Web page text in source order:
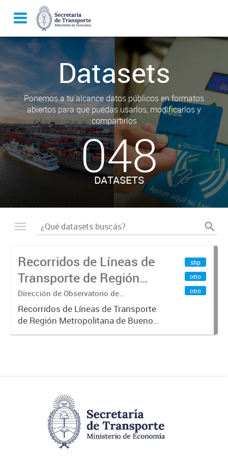
Datasets
Ponemos a tu alcance datos públicos en formatos
abiertos para que puedas usarlos, modificarlos y
compartirlos
048
DATASETS
Recorridos de Líneas de
Transporte de Región
Metropolitana de
Buenos Aires (RMBA)
Dirección de Observatorio de
Transporte, Estudio y Sistemas
Recorridos de Líneas de Transporte
de Región Metropolitana de Buenos
Aires (RMBA).-
shp
otro
otro